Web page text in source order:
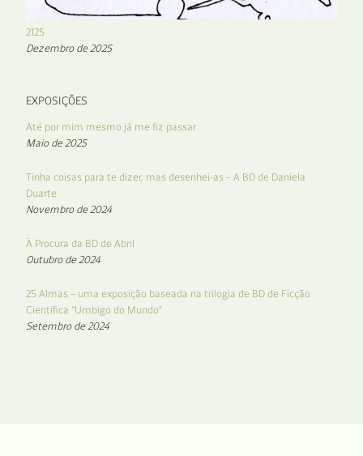
2125
Dezembro de 2025
EXPOSIÇÕES
Até por mim mesmo já me fiz passar
Maio de 2025
Tinha coisas para te dizer, mas desenhei-as – A BD de Daniela
Duarte
Novembro de 2024
À Procura da BD de Abril
Outubro de 2024
25 Almas – uma exposição baseada na trilogia de BD de Ficção
Científica “Umbigo do Mundo”
Setembro de 2024